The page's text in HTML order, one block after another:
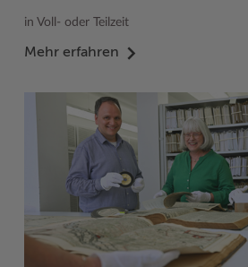
in Voll- oder Teilzeit
Mehr erfahren